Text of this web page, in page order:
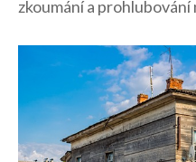
zkoumání a